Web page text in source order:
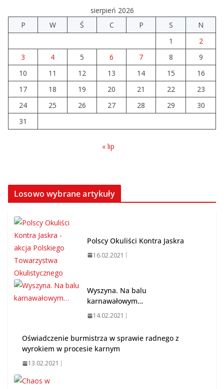
Prawie 20 tys. zł dla dyrektora szpitala. Podwyżka
mimo finansowych problemów
Brylant dla Turku? 255. miejsce
trudno uznać za sukces
07.08.2026
sierpień 2026
P
W Ś C P S
N
1
2
3
4 5 6 7 8
9
10
11 12 13 14 15
16
17
18 19 20 21 22
23
24
25 26 27 28 29
30
31
« lip
Losowo wybrane artykuły
Polscy Okuliści Kontra Jaskra
16.02.2021
Wyszyna. Na balu
karnawałowym…
14.02.2021
Oświadczenie burmistrza w sprawie radnego z
wyrokiem w procesie karnym
13.02.2021